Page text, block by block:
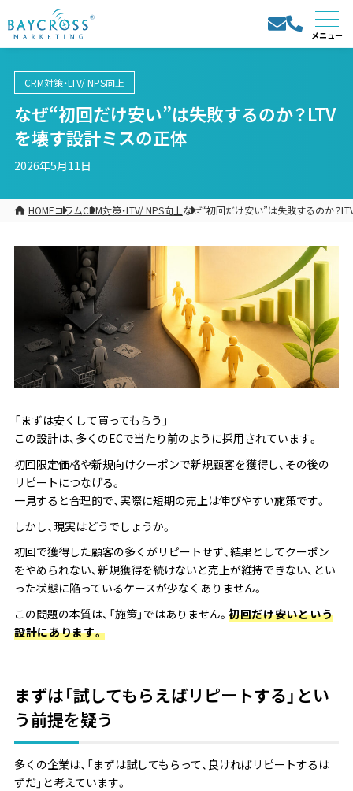
CRM対策・LTV/ NPS向上
なぜ“初回だけ安い”は失敗するのか？LTV
を壊す設計ミスの正体
2026年5月11日
HOMEコラムCRM対策・LTV/ NPS向上なぜ“初回だけ安い”は失敗するのか？
「まずは安くして買ってもらう」
この設計は、多くのECで当たり前のように採用されています。
初回限定価格や新規向けクーポンで新規顧客を獲得し、その後の
リピートにつなげる。
一見すると合理的で、実際に短期の売上は伸びやすい施策です。
しかし、現実はどうでしょうか。
初回で獲得した顧客の多くがリピートせず、結果としてクーポン
をやめられない、新規獲得を続けないと売上が維持できない、とい
った状態に陥っているケースが少なくありません。
この問題の本質は、「施策」ではありません。 初回だけ安いという
設計にあります。
まずは「試してもらえばリピートする」とい
う前提を疑う
多くの企業は、「まずは試してもらって、良ければリピートするは
ずだ」と考えています。